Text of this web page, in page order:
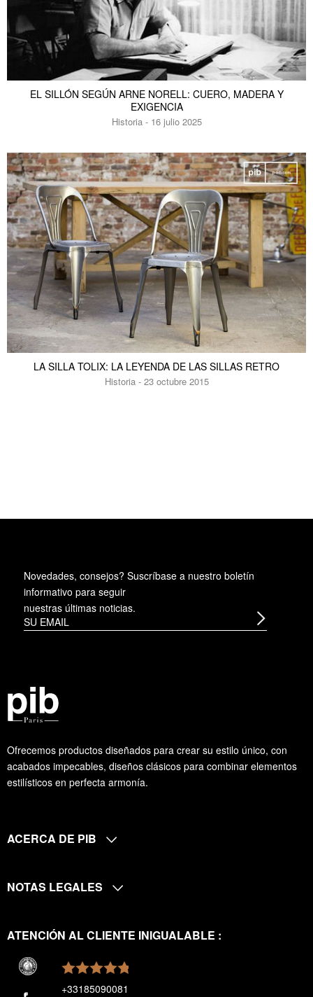
EL SILLÓN SEGÚN ARNE NORELL: CUERO, MADERA Y
EXIGENCIA
Historia - 16 julio 2025
LA SILLA TOLIX: LA LEYENDA DE LAS SILLAS RETRO
Historia - 23 octubre 2015
Ofrecemos productos diseñados para crear su estilo único, con
acabados impecables, diseños clásicos para combinar elementos
estilísticos en perfecta armonía.
Novedades, consejos? Suscríbase a nuestro boletín
informativo para seguir
nuestras últimas noticias.
ACERCA DE PIB
NOTAS LEGALES
ATENCIÓN AL CLIENTE INIGUALABLE :
+33185090081